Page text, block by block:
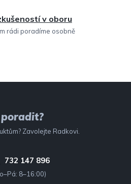
v oboru
rádi poradíme osobně
Zavolejte Radkovi.
732 147 896
8–16:00)